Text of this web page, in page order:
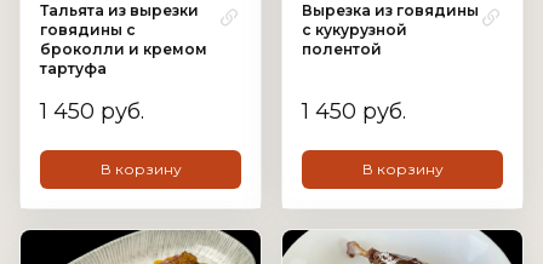
Тальята из вырезки
говядины с
броколли и кремом
тартуфа
1 450 руб.
В корзину
Вырезка из говядины
с кукурузной
полентой
1 450 руб.
В корзину